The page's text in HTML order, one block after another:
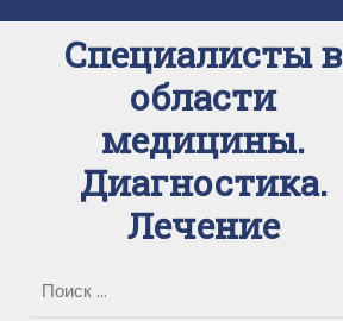
содержимомуСпециалисты в
области
медицины.
Диагностика.
Лечение